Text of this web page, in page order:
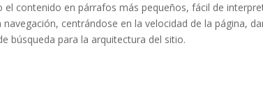
contenido en párrafos más pequeños, fácil de
centrándose en la velocidad de la página,
búsqueda para la arquitectura del sitio.